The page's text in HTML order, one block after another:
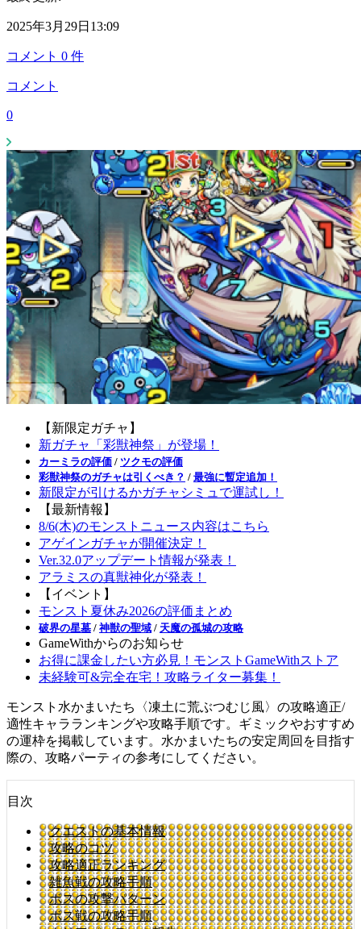
2025年3月29日13:09
コメント 0 件
コメント
0
【新限定ガチャ】
新ガチャ「彩獣神祭」が登場！
カーミラの評価 / ツクモの評価
彩獣神祭のガチャは引くべき？ / 最強に暫定追加！
新限定が引けるかガチャシミュで運試し！
【最新情報】
8/6(木)のモンストニュース内容はこちら
アゲインガチャが開催決定！
Ver.32.0アップデート情報が発表！
アラミスの真獣神化が発表！
【イベント】
モンスト夏休み2026の評価まとめ
破界の星墓 / 神獣の聖域 / 天魔の孤城の攻略
GameWithからのお知らせ
お得に課金したい方必見！モンストGameWithストア
未経験可&完全在宅！攻略ライター募集！
モンスト水かまいたち〈凍土に荒ぶつむじ風〉の攻略適正/
適性キャラランキングや攻略手順です。ギミックやおすすめ
の運枠を掲載しています。水かまいたちの安定周回を目指す
際の、攻略パーティの参考にしてください。
目次
クエストの基本情報
攻略のコツ
攻略適正ランキング
雑魚戦の攻略手順
ボスの攻撃パターン
ボス戦の攻略手順